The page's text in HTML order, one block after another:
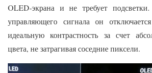
OLED-экрана и не требует
управляющего сигнала он
идеальную контрастность за счет
цвета, не затрагивая соседние пиксели.